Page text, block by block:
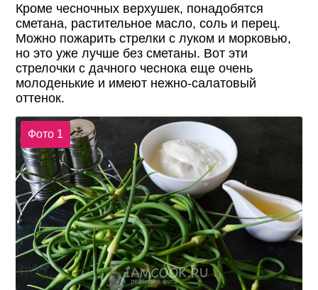
Кроме чесночных верхушек, понадобятся
сметана, растительное масло, соль и перец.
Можно пожарить стрелки с луком и морковью,
но это уже лучше без сметаны. Вот эти
стрелочки с дачного чеснока еще очень
молоденькие и имеют нежно-салатовый
оттенок.
Фото 1